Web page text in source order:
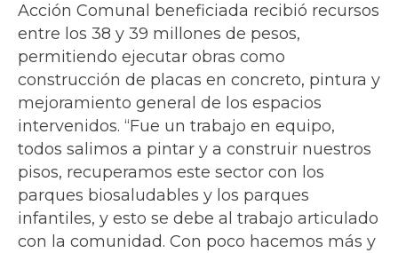
Acción Comunal beneficiada recibió recursos
entre los 38 y 39 millones de pesos,
permitiendo ejecutar obras como
construcción de placas en concreto, pintura y
mejoramiento general de los espacios
intervenidos. “Fue un trabajo en equipo,
todos salimos a pintar y a construir nuestros
pisos, recuperamos este sector con los
parques biosaludables y los parques
infantiles, y esto se debe al trabajo articulado
con la comunidad. Con poco hacemos más y